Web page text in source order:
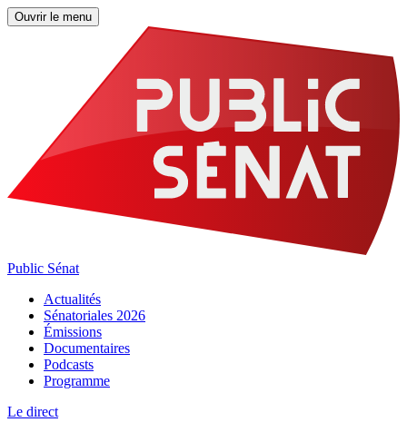
Ouvrir le menu
Public Sénat
Actualités
Sénatoriales 2026
Émissions
Documentaires
Podcasts
Programme
Le direct